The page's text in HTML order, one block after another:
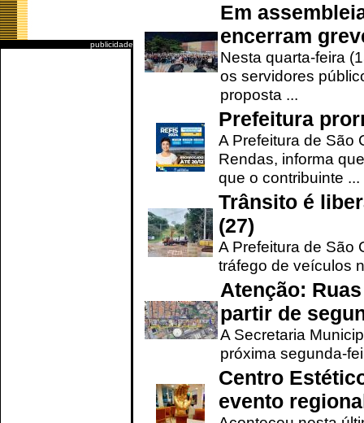
publicidade
Em
encerram
Nesta quarta-feira
os servidores
proposta ...
Prefeitura
A Prefeitura de São
Rendas, informa
que o contribuinte ...
Trânsito é
(27)
A Prefeitura de São
tráfego de veículos
Atenção:
partir de
A Secretaria
próxima segunda-
Centro
evento